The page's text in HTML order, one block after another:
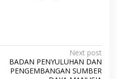
Next post
BADAN PENYULUHAN DAN
PENGEMBANGAN SUMBER